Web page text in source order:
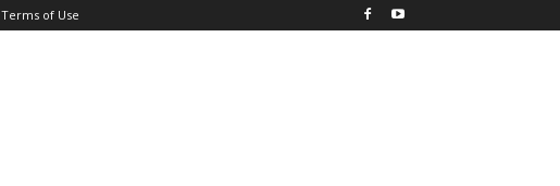
Terms of Use